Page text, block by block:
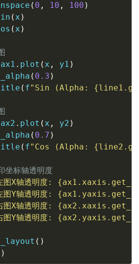
( 0 , 10 , 100 )
( x )
( x )
ax1 . plot ( x , y1 )
( 0.3 )
( f"Sin (Alpha: {line1 .
ax2 . plot ( x , y2 )
( 0.7 )
( f"Cos (Alpha: {line2 .
坐标轴透明度
图X轴透明度: {ax1 . xaxis .
图Y轴透明度: {ax1 . yaxis .
图X轴透明度: {ax2 . xaxis .
图Y轴透明度: {ax2 . yaxis .
( )
)